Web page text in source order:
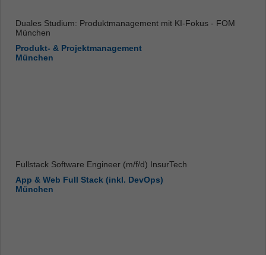
Duales Studium: Produktmanagement mit KI-Fokus - FOM
München
Produkt- & Projektmanagement
München
Fullstack Software Engineer (m/f/d) InsurTech
App & Web Full Stack (inkl. DevOps)
München